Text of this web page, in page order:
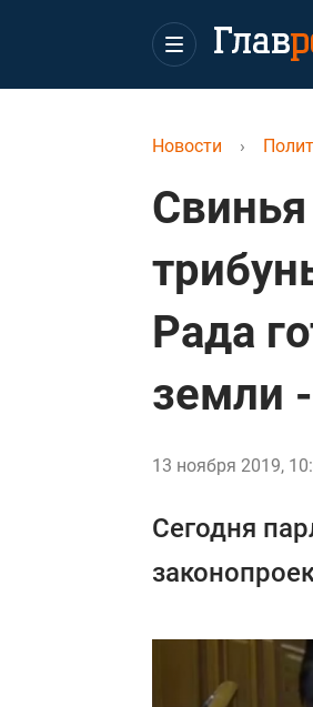
Новости ›
Рада
земли
13 ноября 2019,
Сегодня